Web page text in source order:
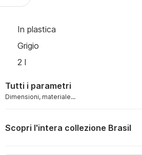
In plastica
Grigio
2 l
Tutti i parametri
Dimensioni, materiale...
Scopri l'intera collezione Brasil